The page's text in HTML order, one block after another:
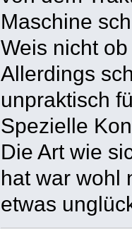
Maschine
Weis nicht
Allerdings
unpraktisch
Spezielle
Die Art wie
hat war wohl
etwas